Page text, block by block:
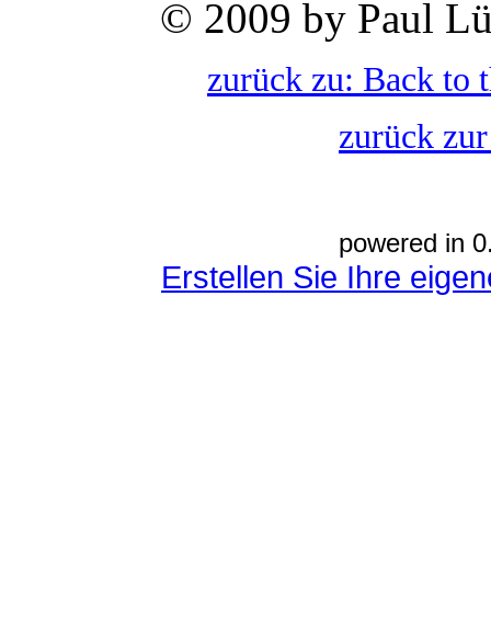
© 2009 by Paul
zurück zu: Back to
zurück
powered in
Erstellen Sie Ihre